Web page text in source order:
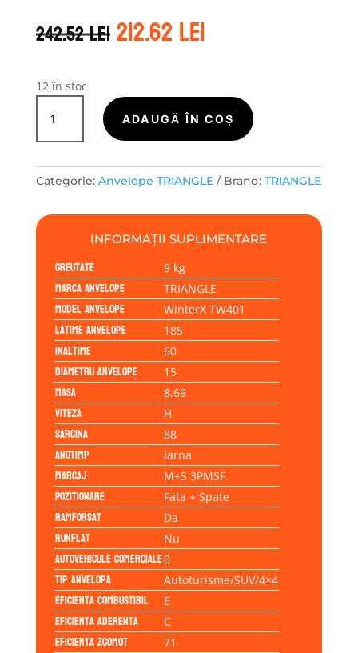
242.52leiPrețul
inițial
242.52 lei.
212.62leiPrețul
curent
12 în stoc
Cantitate
TRIANGLE
WINTERX
185/60R15
ADAUGĂ ÎN COȘ
Categorie: Anvelope TRIANGLE Brand: TRIANGLE
INFORMAȚII SUPLIMENTARE
Greutate 9 kg
Marca anvelope TRIANGLE
Model anvelope WinterX TW401
Latime anvelope 185
Inaltime 60
Diametru anvelope 15
Masa 8.69
Viteza H
Sarcina 88
Anotimp Iarna
Marcaj M+S 3PMSF
Pozitionare Fata + Spate
Ramforsat Da
Runflat Nu
Autovehicule comerciale0
Tip anvelopa Autoturisme/SUV/4×4
Eficienta Combustibil E
Eficienta Aderenta C
Eficienta Zgomot 71